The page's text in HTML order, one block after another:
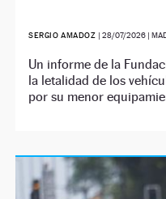
SERGIO AMADOZ |28/07/2026 |
Un informe de la
la letalidad de los
por su menor